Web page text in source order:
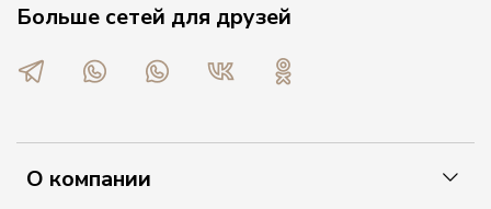
О компании
Больше сетей для друзей